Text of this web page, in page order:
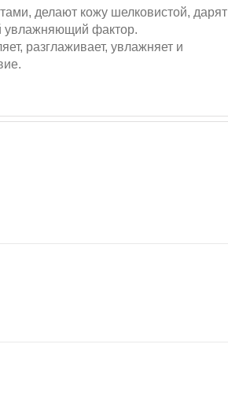
делают кожу шелковистой, дарят
увлажняющий фактор.
разглаживает, увлажняет и